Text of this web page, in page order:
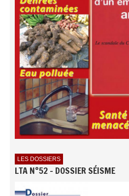
LES DOSSIERS
LTA N°52 - DOSSIER SÉISME